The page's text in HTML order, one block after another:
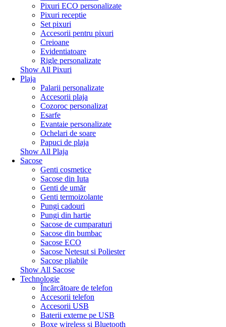
Pixuri ECO personalizate
Pixuri receptie
Set pixuri
Accesorii pentru pixuri
Creioane
Evidentiatoare
Rigle personalizate
Show All Pixuri
Plaja
Palarii personalizate
Accesorii plaja
Cozoroc personalizat
Esarfe
Evantaie personalizate
Ochelari de soare
Papuci de plaja
Show All Plaja
Sacose
Genti cosmetice
Sacose din Iuta
Genti de umăr
Genti termoizolante
Pungi cadouri
Pungi din hartie
Sacose de cumparaturi
Sacose din bumbac
Sacose ECO
Sacose Netesut si Poliester
Sacose pliabile
Show All Sacose
Technologie
Încărcătoare de telefon
Accesorii telefon
Accesorii USB
Baterii externe pe USB
Boxe wireless si Bluetooth